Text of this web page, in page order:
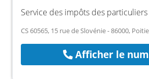
Service des impôts des particuliers
CS 60565, 15 rue de Slovénie - 86000,
Afficher le